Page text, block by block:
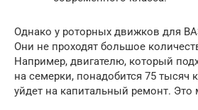
Однако у роторных движков для
Они не проходят большое
Например, двигателю, который
на семерки, понадобится 75 тысяч
уйдет на капитальный ремонт. Это